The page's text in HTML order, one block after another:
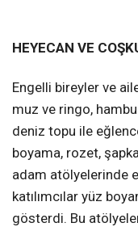
HEYECAN VE
Engelli bireyler ve
muz ve ringo,
deniz topu ile
boyama, rozet,
adam atölyelerinde
katılımcılar yüz
gösterdi. Bu